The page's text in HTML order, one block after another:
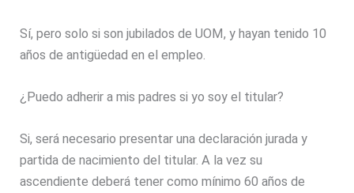
Sí, pero solo si son jubilados de UOM, y hayan tenido 10
años de antigüedad en el empleo.
¿Puedo adherir a mis padres si yo soy el titular?
Si, será necesario presentar una declaración jurada y
partida de nacimiento del titular. A la vez su
ascendiente deberá tener como mínimo 60 años de